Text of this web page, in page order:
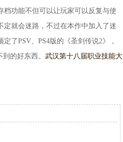
档功能不但可以让玩家可以反复与使
定就会迷路，不过在本作中加入了迷
了PSV、PS4版的《圣剑传说2》，
的好东西。 武汉第十八届职业技能大